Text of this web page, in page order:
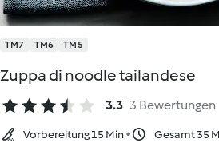
TM7 TM6 TM5
Zuppa di noodle tailandese
3.3 3 Bewertungen
Vorbereitung 15 Min Gesamt 35